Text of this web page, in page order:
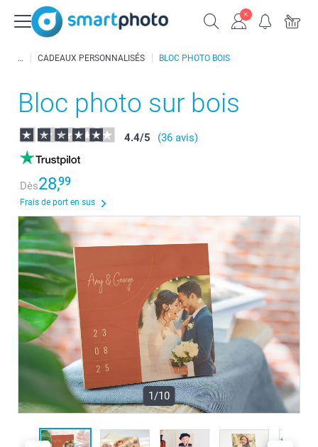
CADEAUX PERSONNALISÉS BLOC PHOTO BOIS
Bloc photo sur bois
4.4/5 (36 avis)
Dès28,99
Frais de port en sus
1/10